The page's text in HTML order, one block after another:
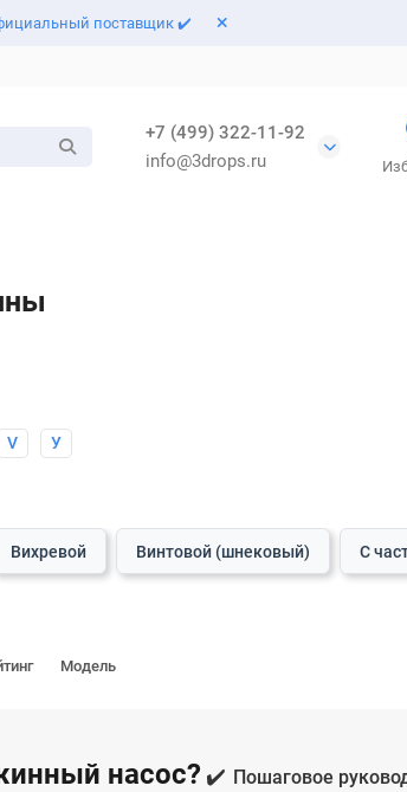
поставщик ✔️
+7 (499) 322-11-92
info@3drops.ru
V У
Вихревой Винтовой (шнековый) С
Модель
насос? ✔️ Пошаговое